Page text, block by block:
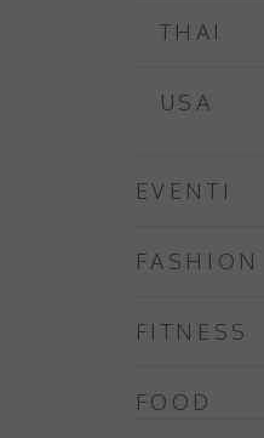
THAI
USA
EVENTI
FASHION
FITNESS
FOOD